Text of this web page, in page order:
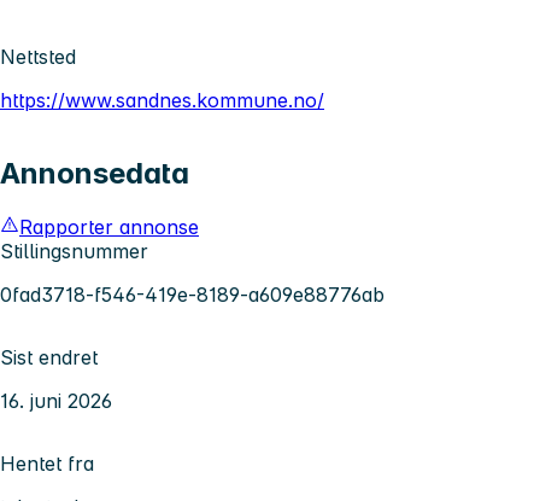
Nettsted
https://www.sandnes.kommune.no/
Annonsedata
Rapporter annonse
Stillingsnummer
0fad3718-f546-419e-8189-a609e88776ab
Sist endret
16. juni 2026
Hentet fra